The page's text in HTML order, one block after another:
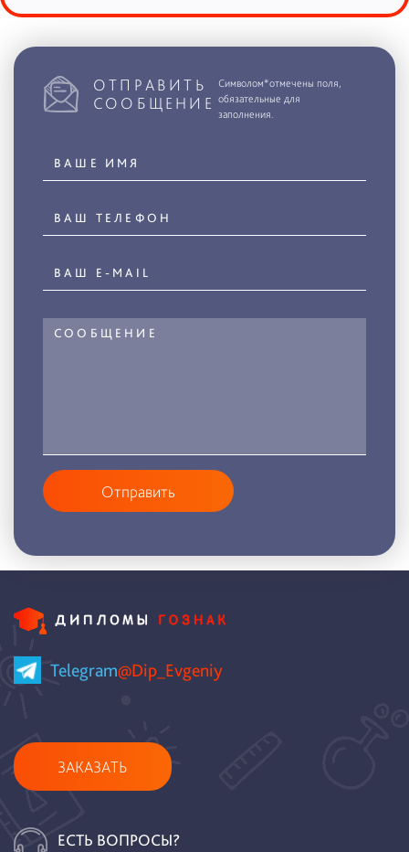
ОТПРАВИТЬ
СООБЩЕНИЕ
Символом*отмечены поля,
обязательные для
заполнения.
Отправить
Telegram@Dip_Evgeniy
ЗАКАЗАТЬ
ЕСТЬ ВОПРОСЫ?